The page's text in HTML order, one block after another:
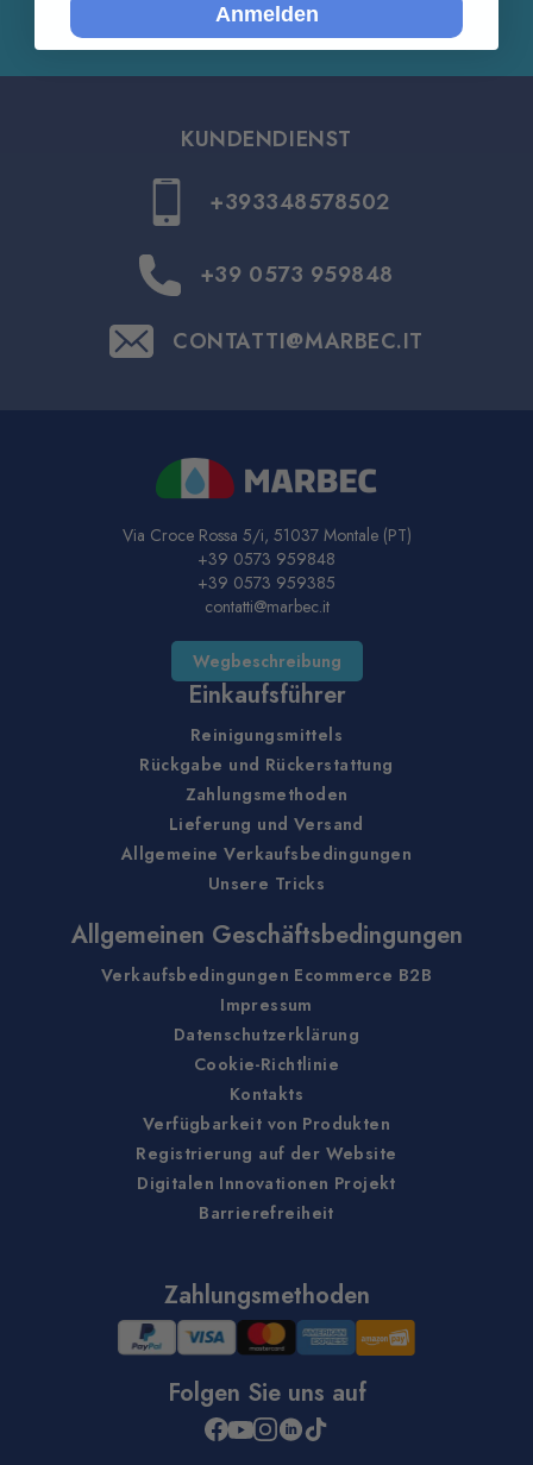
KUNDENDIENST
+393348578502
+39 0573 959848
CONTATTI@MARBEC.IT
Via Croce Rossa 5/i, 51037 Montale (PT)
+39 0573 959848
+39 0573 959385
contatti@marbec.it
Wegbeschreibung
Einkaufsführer
Reinigungsmittels
Rückgabe und Rückerstattung
Zahlungsmethoden
Lieferung und Versand
Allgemeine Verkaufsbedingungen
Unsere Tricks
Allgemeinen Geschäftsbedingungen
Verkaufsbedingungen Ecommerce B2B
Impressum
Datenschutzerklärung
Cookie-Richtlinie
Kontakts
Verfügbarkeit von Produkten
Registrierung auf der Website
Digitalen Innovationen Projekt
Barrierefreiheit
Zahlungsmethoden
Folgen Sie uns auf
Anmelden